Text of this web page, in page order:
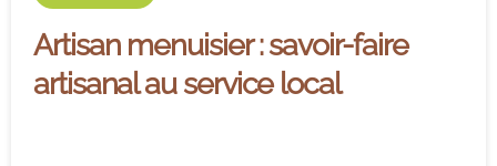
Artisan menuisier : savoir-faire
artisanal au service local